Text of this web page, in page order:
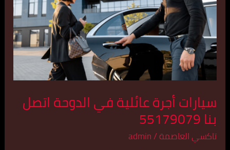
سيارات أجرة عائلية في الدوحة اتصل
بنا 55179079
تاكسي العاصمة/
admin
الدوحة
اتصل
بنا
55179079